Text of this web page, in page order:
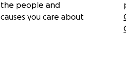
the people and
causes you care about